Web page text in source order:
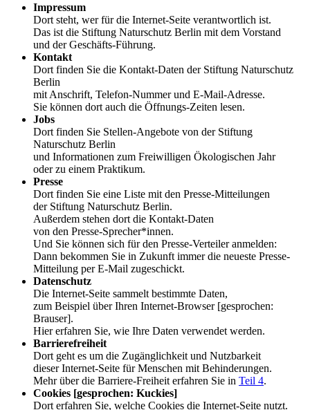
Impressum
Dort steht, wer für die Internet-Seite verantwortlich ist.
Das ist die Stiftung Naturschutz Berlin mit dem Vorstand
und der Geschäfts-Führung.
Kontakt
Dort finden Sie die Kontakt-Daten der Stiftung Naturschutz
Berlin
mit Anschrift, Telefon-Nummer und E-Mail-Adresse.
Sie können dort auch die Öffnungs-Zeiten lesen.
Jobs
Dort finden Sie Stellen-Angebote von der Stiftung
Naturschutz Berlin
und Informationen zum Freiwilligen Ökologischen Jahr
oder zu einem Praktikum.
Presse
Dort finden Sie eine Liste mit den Presse-Mitteilungen
der Stiftung Naturschutz Berlin.
Außerdem stehen dort die Kontakt-Daten
von den Presse-Sprecher*innen.
Und Sie können sich für den Presse-Verteiler anmelden:
Dann bekommen Sie in Zukunft immer die neueste Presse-
Mitteilung per E-Mail zugeschickt.
Datenschutz
Die Internet-Seite sammelt bestimmte Daten,
zum Beispiel über Ihren Internet-Browser [gesprochen:
Brauser].
Hier erfahren Sie, wie Ihre Daten verwendet werden.
Barrierefreiheit
Dort geht es um die Zugänglichkeit und Nutzbarkeit
dieser Internet-Seite für Menschen mit Behinderungen.
Mehr über die Barriere-Freiheit erfahren Sie in Teil 4.
Cookies [gesprochen: Kuckies]
Dort erfahren Sie, welche Cookies die Internet-Seite nutzt.